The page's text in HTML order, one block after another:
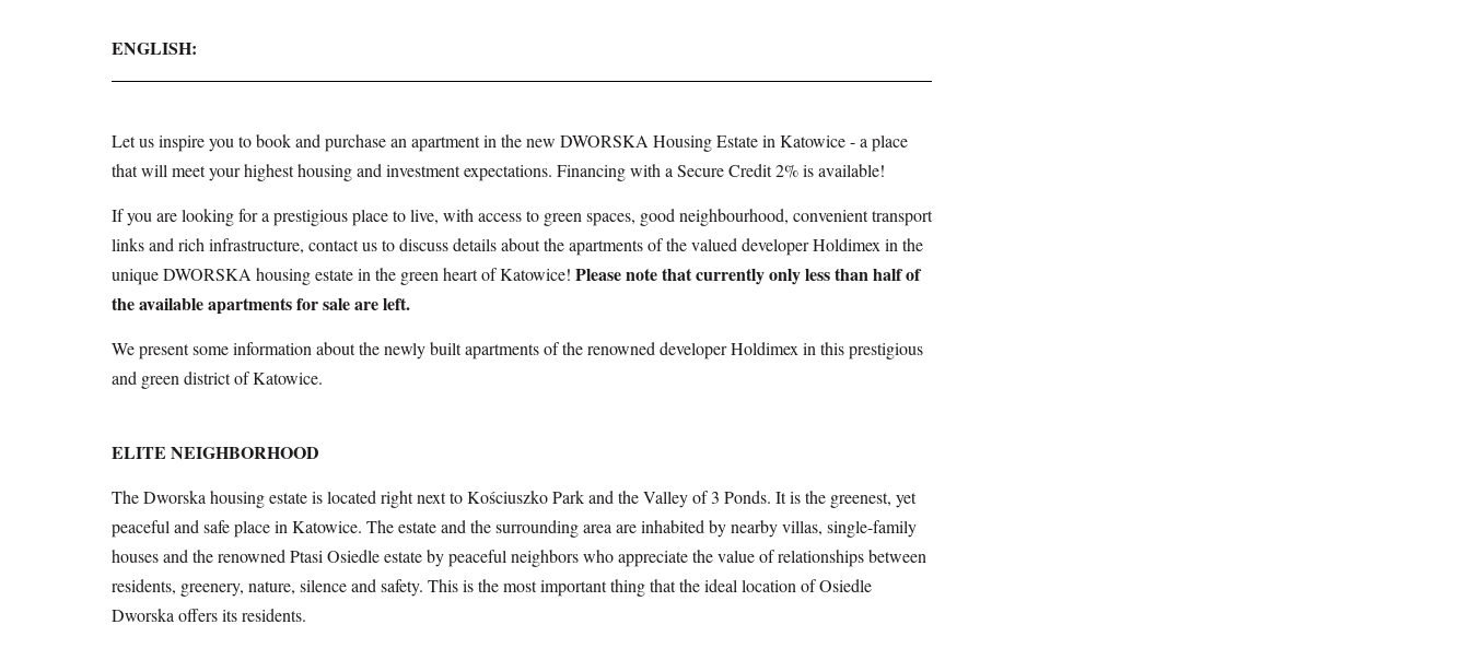
ENGLISH:
Let us inspire you to book and purchase an apartment in the new DWORSKA Housing Estate in Katowice - a place
that will meet your highest housing and investment expectations. Financing with a Secure Credit 2% is available!
If you are looking for a prestigious place to live, with access to green spaces, good neighbourhood, convenient transport
links and rich infrastructure, contact us to discuss details about the apartments of the valued developer Holdimex in the
unique DWORSKA housing estate in the green heart of Katowice! Please note that currently only less than half of
the available apartments for sale are left.
We present some information about the newly built apartments of the renowned developer Holdimex in this prestigious
and green district of Katowice.
ELITE NEIGHBORHOOD
The Dworska housing estate is located right next to Kościuszko Park and the Valley of 3 Ponds. It is the greenest, yet
peaceful and safe place in Katowice. The estate and the surrounding area are inhabited by nearby villas, single-family
houses and the renowned Ptasi Osiedle estate by peaceful neighbors who appreciate the value of relationships between
residents, greenery, nature, silence and safety. This is the most important thing that the ideal location of Osiedle
Dworska offers its residents.